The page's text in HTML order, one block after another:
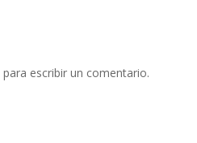
para escribir un comentario.